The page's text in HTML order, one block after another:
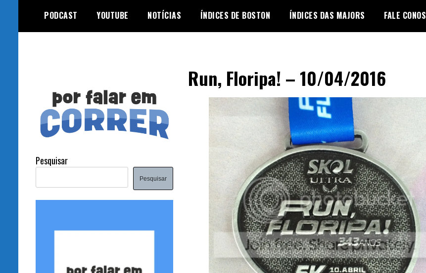
content
PODCAST YOUTUBE NOTÍCIAS ÍNDICES DE BOSTON ÍNDICES DAS MAJORS FALE
Run, Floripa! – 10/04/2016
Pesquisar
Pesquisar